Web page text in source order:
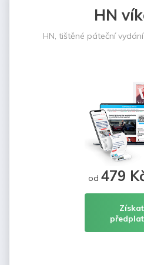
HN
HN, tištěné páteční
od 479
Získat